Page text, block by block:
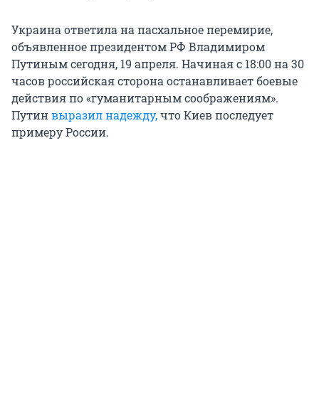
Украина ответила на пасхальное перемирие,
объявленное президентом РФ Владимиром
Путиным сегодня, 19 апреля. Начиная с 18:00 на 30
часов российская сторона останавливает боевые
действия по «гуманитарным соображениям».
Путинвыразил надежду,что Киев последует
примеру России.